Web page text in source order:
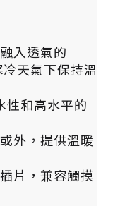
入透氣的
天氣下保持溫
和高水平的
外，提供溫暖
片，兼容觸摸